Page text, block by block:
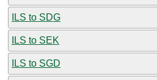
ILS to SDG
ILS to SEK
ILS to SGD